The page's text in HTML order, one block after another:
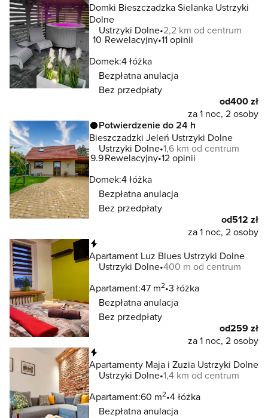
Domki Bieszczadzka Sielanka Ustrzyki
Dolne
Ustrzyki Dolne 2,2 km od centrum
10 Rewelacyjny 11 opinii
Domek:4 łóżka
Bezpłatna anulacja
Bez przedpłaty
od400 zł
za 1 noc, 2 osoby
Potwierdzenie do 24 h
Bieszczadzki Jeleń Ustrzyki Dolne
Ustrzyki Dolne 1,6 km od centrum
9.9Rewelacyjny 12 opinii
Domek:4 łóżka
Bezpłatna anulacja
Bez przedpłaty
od512 zł
za 1 noc, 2 osoby
Apartament Luz Blues Ustrzyki Dolne
Ustrzyki Dolne 400 m od centrum
Apartament:47 m2 3 łóżka
Bezpłatna anulacja
Bez przedpłaty
od259 zł
za 1 noc, 2 osoby
Apartamenty Maja i Zuzia Ustrzyki Dolne
Ustrzyki Dolne 1,4 km od centrum
Apartament:60 m2 4 łóżka
Bezpłatna anulacja